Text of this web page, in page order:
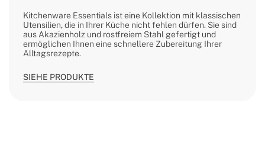
Kitchenware Essentials ist eine Kollektion mit klassischen
Utensilien, die in Ihrer Küche nicht fehlen dürfen. Sie sind
aus Akazienholz und rostfreiem Stahl gefertigt und
ermöglichen Ihnen eine schnellere Zubereitung Ihrer
Alltagsrezepte.
SIEHE PRODUKTE